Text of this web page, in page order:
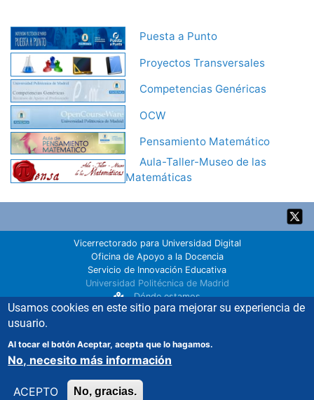
Puesta a Punto
Proyectos Transversales
Competencias Genéricas
OCW
Pensamiento Matemático
Aula-Taller-Museo de las
Matemáticas
Vicerrectorado para Universidad Digital
Oficina de Apoyo a la Docencia
Servicio de Innovación Educativa
Universidad Politécnica de Madrid
Dónde estamos
innovacion.educativa@upm.es
Usamos cookies en este sitio para mejorar su experiencia de
usuario.
Al tocar el botón Aceptar, acepta que lo hagamos.
No, necesito más información
ACEPTO No, gracias.